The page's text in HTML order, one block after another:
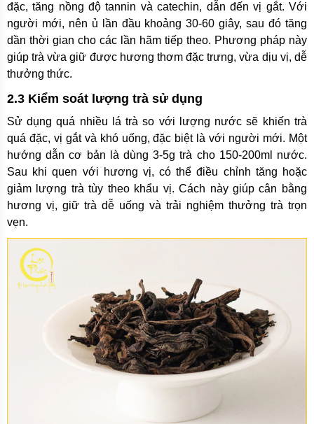
đặc, tăng nồng độ tannin và catechin, dẫn đến vị gắt. Với
người mới, nên ủ lần đầu khoảng 30-60 giây, sau đó tăng
dần thời gian cho các lần hãm tiếp theo. Phương pháp này
giúp trà vừa giữ được hương thơm đặc trưng, vừa dịu vị, dễ
thưởng thức.
2.3 Kiểm soát lượng trà sử dụng
Sử dụng quá nhiều lá trà so với lượng nước sẽ khiến trà
quá đặc, vị gắt và khó uống, đặc biệt là với người mới. Một
hướng dẫn cơ bản là dùng 3-5g trà cho 150-200ml nước.
Sau khi quen với hương vị, có thể điều chỉnh tăng hoặc
giảm lượng trà tùy theo khẩu vị. Cách này giúp cân bằng
hương vị, giữ trà dễ uống và trải nghiệm thưởng trà trọn
vẹn.